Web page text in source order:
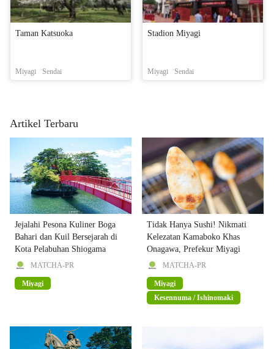
Taman Katsuoka
Miyagi Sendai
Stadion Miyagi
Miyagi Sendai
Artikel Terbaru
Jejalahi Pesona Kuliner Boga
Bahari dan Kuil Bersejarah di
Kota Pelabuhan Shiogama
MATCHA-PR
Miyagi
Tidak Hanya Sushi! Nikmati
Kelezatan Kamaboko Khas
Onagawa, Prefekur Miyagi
MATCHA-PR
Miyagi
Kesennuma / Ishinomaki